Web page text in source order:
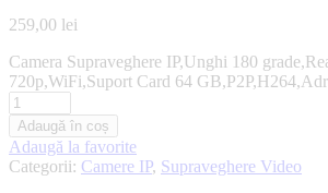
259,00 lei
Camera Supraveghere IP,Unghi 180
720p,WiFi,Suport Card 64
Adaugă în coș
Adaugă la favorite
Categorii: Camere IP, Supraveghere Video